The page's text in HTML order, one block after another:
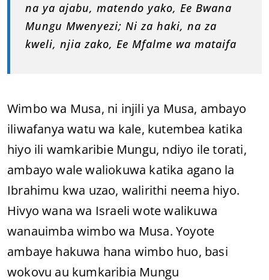
na ya ajabu, matendo yako, Ee Bwana
Mungu Mwenyezi; Ni za haki, na za
kweli, njia zako, Ee Mfalme wa mataifa
Wimbo wa Musa, ni injili ya Musa, ambayo
iliwafanya watu wa kale, kutembea katika
hiyo ili wamkaribie Mungu, ndiyo ile torati,
ambayo wale waliokuwa katika agano la
Ibrahimu kwa uzao, walirithi neema hiyo.
Hivyo wana wa Israeli wote walikuwa
wanauimba wimbo wa Musa. Yoyote
ambaye hakuwa hana wimbo huo, basi
wokovu au kumkaribia Mungu